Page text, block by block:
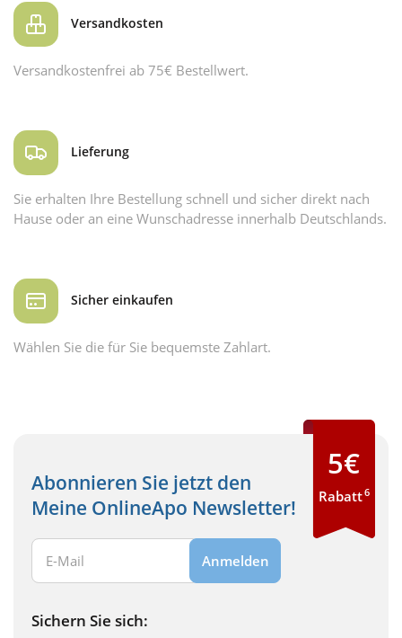
Versandkosten
Versandkostenfrei ab 75€ Bestellwert.
Lieferung
Sie erhalten Ihre Bestellung schnell und sicher direkt nach
Hause oder an eine Wunschadresse innerhalb Deutschlands.
Sicher einkaufen
Wählen Sie die für Sie bequemste Zahlart.
Abonnieren Sie jetzt den
Meine OnlineApo Newsletter!
Ihre E-Mail Adresse:
Anmelden
Sichern Sie sich:
5€
Rabatt6